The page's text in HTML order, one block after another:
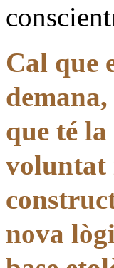
Cal que
que té
voluntat
nova